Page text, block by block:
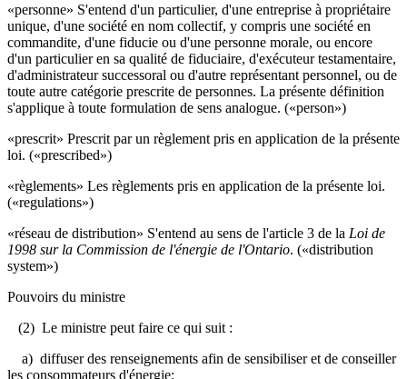
«personne» S'entend d'un particulier, d'une entreprise à propriétaire
unique, d'une société en nom collectif, y compris une société en
commandite, d'une fiducie ou d'une personne morale, ou encore
d'un particulier en sa qualité de fiduciaire, d'exécuteur testamentaire,
d'administrateur successoral ou d'autre représentant personnel, ou de
toute autre catégorie prescrite de personnes. La présente définition
s'applique à toute formulation de sens analogue. («person»)
«prescrit» Prescrit par un règlement pris en application de la présente
loi. («prescribed»)
«règlements» Les règlements pris en application de la présente loi.
(«regulations»)
«réseau de distribution» S'entend au sens de l'article 3 de la Loi de
1998 sur la Commission de l'énergie de l'Ontario. («distribution
system»)
Pouvoirs du ministre
(2) Le ministre peut faire ce qui suit :
a) diffuser des renseignements afin de sensibiliser et de conseiller
les consommateurs d'énergie;